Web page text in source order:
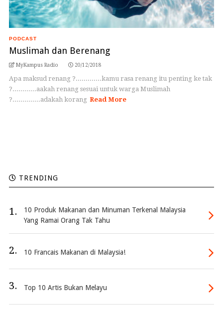
PODCAST
Muslimah dan Berenang
MyKampus Radio 20/12/2018
Apa maksud renang ?.............kamu rasa renang itu penting ke tak
?............aakah renang sesuai untuk warga Muslimah
?..............adakah korang Read More
TRENDING
1.
10 Produk Makanan dan Minuman Terkenal Malaysia
Yang Ramai Orang Tak Tahu
2. 10 Francais Makanan di Malaysia!
3. Top 10 Artis Bukan Melayu